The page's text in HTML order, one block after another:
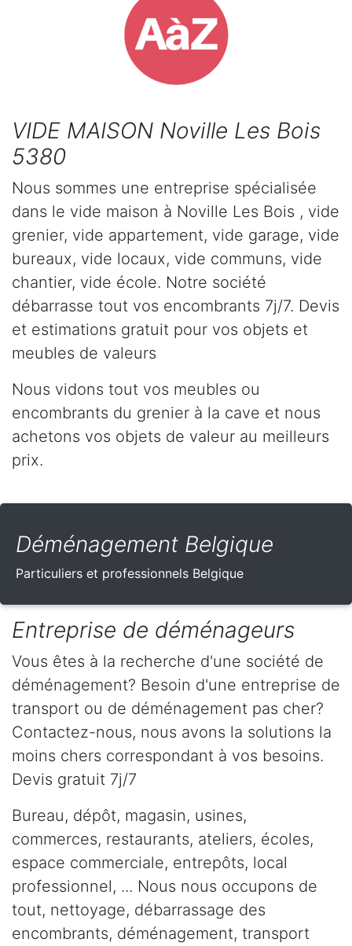
VIDE MAISON Noville Les Bois
5380
Nous sommes une entreprise spécialisée
dans le vide maison à Noville Les Bois , vide
grenier, vide appartement, vide garage, vide
bureaux, vide locaux, vide communs, vide
chantier, vide école. Notre société
débarrasse tout vos encombrants 7j/7. Devis
et estimations gratuit pour vos objets et
meubles de valeurs
Nous vidons tout vos meubles ou
encombrants du grenier à la cave et nous
achetons vos objets de valeur au meilleurs
prix.
Déménagement Belgique
Particuliers et professionnels Belgique
Entreprise de déménageurs
Vous êtes à la recherche d'une société de
déménagement? Besoin d'une entreprise de
transport ou de déménagement pas cher?
Contactez-nous, nous avons la solutions la
moins chers correspondant à vos besoins.
Devis gratuit 7j/7
Bureau, dépôt, magasin, usines,
commerces, restaurants, ateliers, écoles,
espace commerciale, entrepôts, local
professionnel, ... Nous nous occupons de
tout, nettoyage, débarrassage des
encombrants, déménagement, transport